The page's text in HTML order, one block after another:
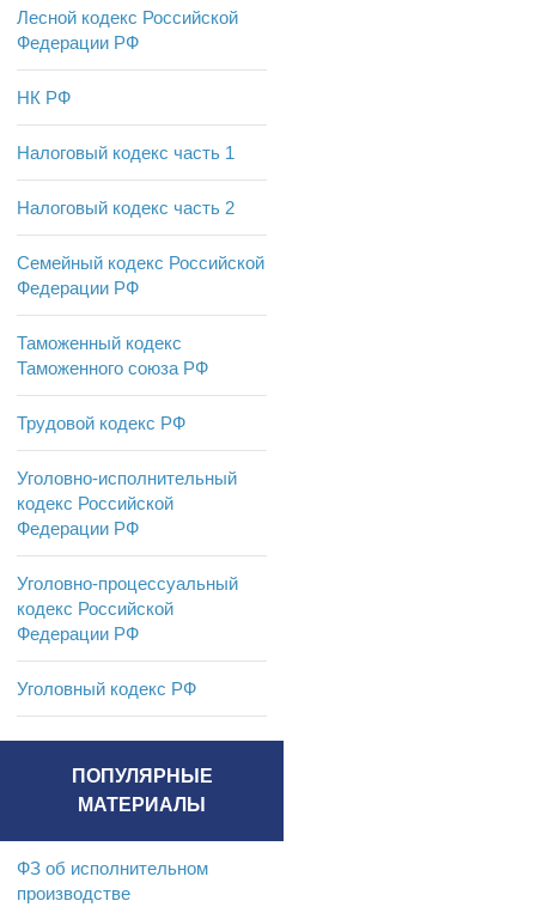
Лесной кодекс Российской
Федерации РФ
НК РФ
Налоговый кодекс часть 1
Налоговый кодекс часть 2
Семейный кодекс Российской
Федерации РФ
Таможенный кодекс
Таможенного союза РФ
Трудовой кодекс РФ
Уголовно-исполнительный
кодекс Российской
Федерации РФ
Уголовно-процессуальный
кодекс Российской
Федерации РФ
Уголовный кодекс РФ
ПОПУЛЯРНЫЕ
МАТЕРИАЛЫ
ФЗ об исполнительном
производстве